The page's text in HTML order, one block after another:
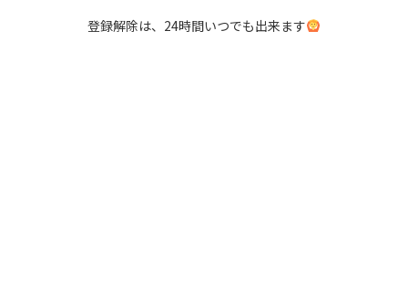
登録解除は、24時間いつでも出来ます